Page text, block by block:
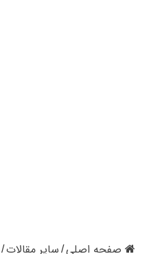
صفحه اصلی/ سایر مقالات/